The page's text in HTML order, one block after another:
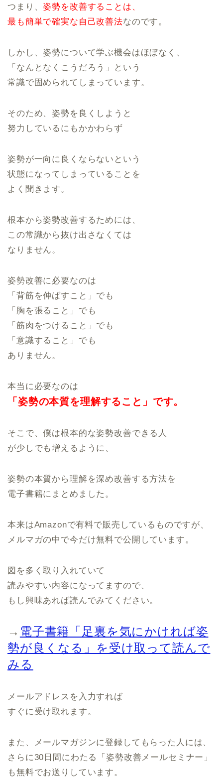
つまり、姿勢を改善することは、
最も簡単で確実な自己改善法なのです。
しかし、姿勢について学ぶ機会はほぼなく、
「なんとなくこうだろう」という
常識で固められてしまっています。
そのため、姿勢を良くしようと
努力しているにもかかわらず
姿勢が一向に良くならないという
状態になってしまっていることを
よく聞きます。
根本から姿勢改善するためには、
この常識から抜け出さなくては
なりません。
姿勢改善に必要なのは
「背筋を伸ばすこと」でも
「胸を張ること」でも
「筋肉をつけること」でも
「意識すること」でも
ありません。
本当に必要なのは
「姿勢の本質を理解すること」です。
そこで、僕は根本的な姿勢改善できる人
が少しでも増えるように、
姿勢の本質から理解を深め改善する方法を
電子書籍にまとめました。
本来はAmazonで有料で販売しているものですが、
メルマガの中で今だけ無料で公開しています。
図を多く取り入れていて
読みやすい内容になってますので、
もし興味あれば読んでみてください。
→ 電子書籍「足裏を気にかければ姿
勢が良くなる」を受け取って読んで
みる
メールアドレスを入力すれば
すぐに受け取れます。
また、メールマガジンに登録してもらった人には、
さらに30日間にわたる「姿勢改善メールセミナー」
も無料でお送りしています。